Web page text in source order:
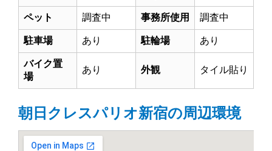
ペット 調査中 事務所使用 調査中
駐車場 あり 駐輪場 あり
バイク置
場
あり 外観 タイル貼り
朝日クレスパリオ新宿の周辺環境